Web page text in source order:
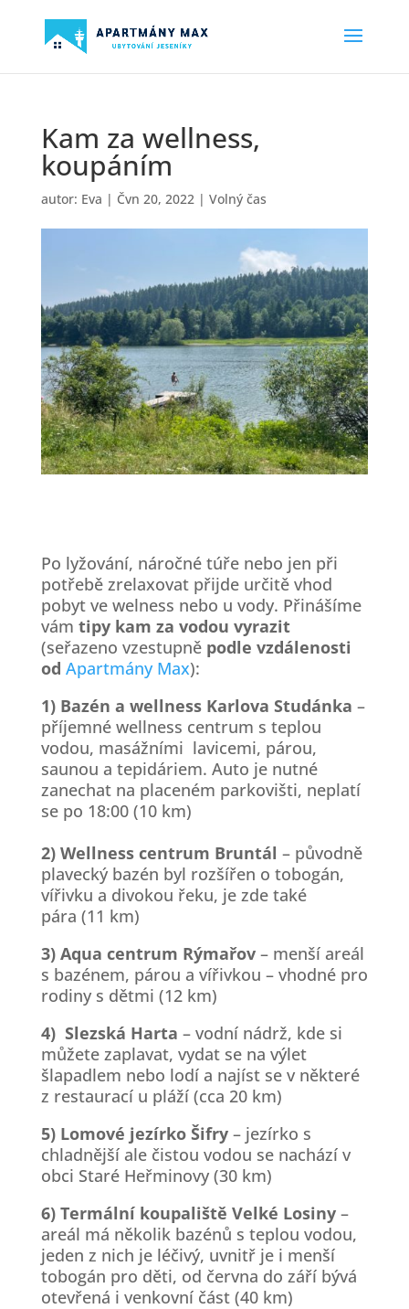
Kam za wellness,
koupáním
autor: Eva | Čvn 20, 2022| Volný čas
Po lyžování, náročné túře nebo jen při
potřebě zrelaxovat přijde určitě vhod
pobyt ve welness nebo u vody. Přinášíme
vám tipy kam za vodou vyrazit
(seřazeno vzestupně podle vzdálenosti
od Apartmány Max):
1) Bazén a wellness Karlova Studánka –
příjemné wellness centrum s teplou
vodou, masážními lavicemi, párou,
saunou a tepidáriem. Auto je nutné
zanechat na placeném parkovišti, neplatí
se po 18:00 (10 km)
2) Wellness centrum Bruntál – původně
plavecký bazén byl rozšířen o tobogán,
vířivku a divokou řeku, je zde také
pára (11 km)
3) Aqua centrum Rýmařov– menší areál
s bazénem, párou a vířivkou – vhodné pro
rodiny s dětmi (12 km)
4) Slezská Harta – vodní nádrž, kde si
můžete zaplavat, vydat se na výlet
šlapadlem nebo lodí a najíst se v některé
z restaurací u pláží (cca 20 km)
5) Lomové jezírko Šifry– jezírko s
chladnější ale čistou vodou se nachází v
obci Staré Heřminovy (30 km)
6) Termální koupaliště Velké Losiny–
areál má několik bazénů s teplou vodou,
jeden z nich je léčivý, uvnitř je i menší
tobogán pro děti, od června do září bývá
otevřená i venkovní část (40 km)